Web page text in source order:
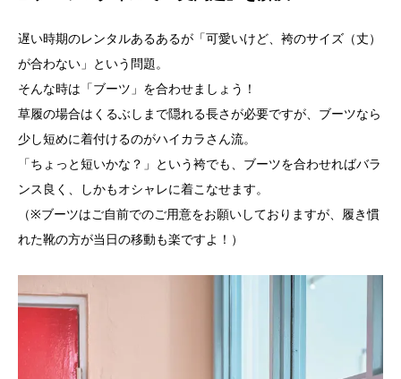
遅い時期のレンタルあるあるが「可愛いけど、袴のサイズ（丈）
が合わない」という問題。
そんな時は「ブーツ」を合わせましょう！
草履の場合はくるぶしまで隠れる長さが必要ですが、ブーツなら
少し短めに着付けるのがハイカラさん流。
「ちょっと短いかな？」という袴でも、ブーツを合わせればバラ
ンス良く、しかもオシャレに着こなせます。
（※ブーツはご自前でのご用意をお願いしておりますが、履き慣
れた靴の方が当日の移動も楽ですよ！）